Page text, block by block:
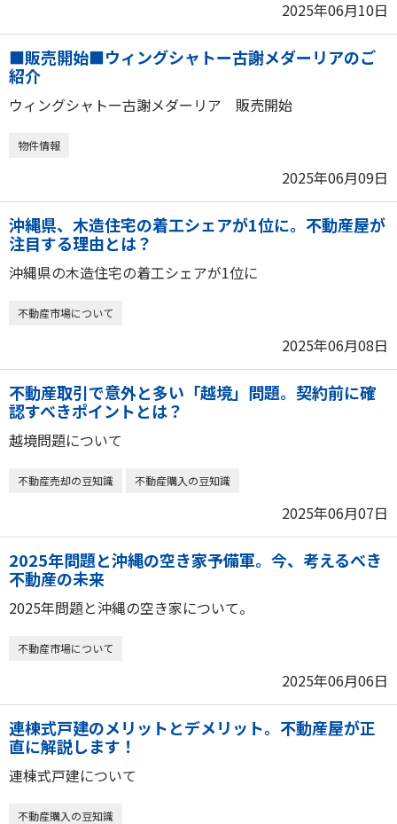
2025年06月10日
■販売開始■ウィングシャトー古謝メダーリアのご
紹介
ウィングシャトー古謝メダーリア 販売開始
物件情報
2025年06月09日
沖縄県、木造住宅の着工シェアが1位に。不動産屋が
注目する理由とは？
沖縄県の木造住宅の着工シェアが1位に
不動産市場について
2025年06月08日
不動産取引で意外と多い「越境」問題。契約前に確
認すべきポイントとは？
越境問題について
不動産売却の豆知識 不動産購入の豆知識
2025年06月07日
2025年問題と沖縄の空き家予備軍。今、考えるべき
不動産の未来
2025年問題と沖縄の空き家について。
不動産市場について
2025年06月06日
連棟式戸建のメリットとデメリット。不動産屋が正
直に解説します！
連棟式戸建について
不動産購入の豆知識